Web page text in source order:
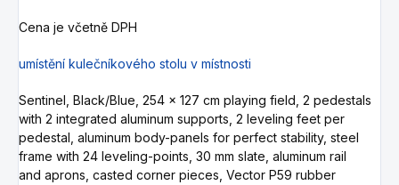
Cena je včetně DPH
umístění kulečníkového stolu v místnosti
Sentinel, Black/Blue, 254 x 127 cm playing field, 2 pedestals
with 2 integrated aluminum supports, 2 leveling feet per
pedestal, aluminum body-panels for perfect stability, steel
frame with 24 leveling-points, 30 mm slate, aluminum rail
and aprons, casted corner pieces, Vector P59 rubber